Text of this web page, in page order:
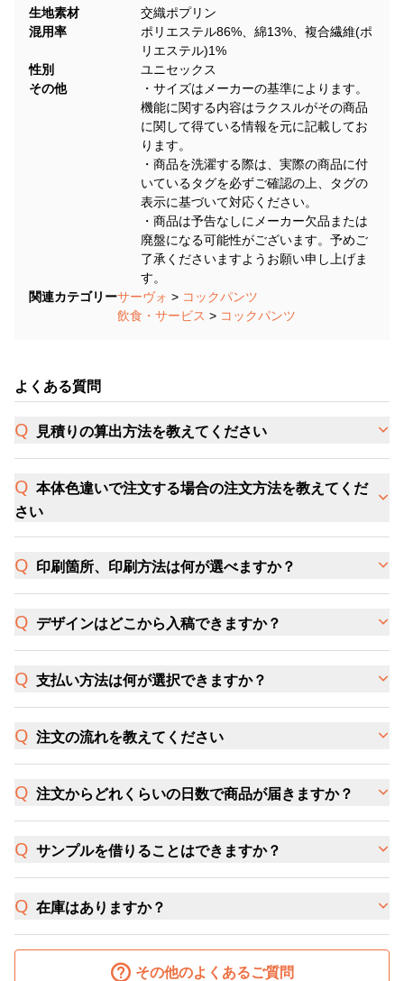
生地素材
交織ポプリン
混用率
ポリエステル86%、綿13%、複合繊維(ポ
リエステル)1%
性別
ユニセックス
その他
・サイズはメーカーの基準によります。
機能に関する内容はラクスルがその商品
に関して得ている情報を元に記載してお
ります。
・商品を洗濯する際は、実際の商品に付
いているタグを必ずご確認の上、タグの
表示に基づいて対応ください。
・商品は予告なしにメーカー欠品または
廃盤になる可能性がございます。予めご
了承くださいますようお願い申し上げま
す。
関連カテゴリーサーヴォ > コックパンツ
飲食・サービス > コックパンツ
よくある質問
見積りの算出方法を教えてください
本体色違いで注文する場合の注文方法を教えてくだ
さい
印刷箇所、印刷方法は何が選べますか？
デザインはどこから入稿できますか？
支払い方法は何が選択できますか？
注文の流れを教えてください
注文からどれくらいの日数で商品が届きますか？
サンプルを借りることはできますか？
在庫はありますか？
その他のよくあるご質問